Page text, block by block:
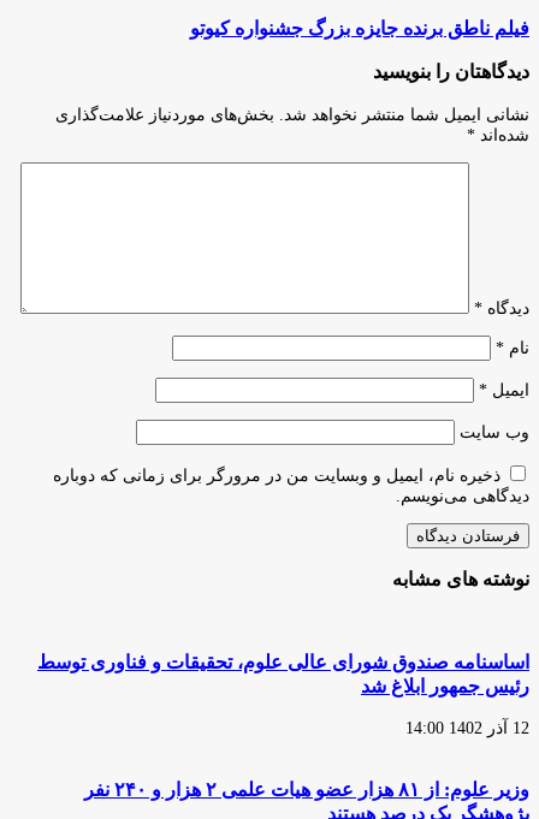
مطالب
کذب
فضای
مجازی
فیلم
برنده
بزرگ
جشنواره
فیلم ناطق برنده جایزه بزرگ جشنواره کیوتو
دیدگاهتان را بنویسید
نشانی ایمیل شما منتشر نخواهد شد.
بخش‌های موردنیاز علامت‌گذاری
شده‌اند *
دیدگاه *
نام *
ایمیل *
وب‌ سایت
ذخیره نام، ایمیل و وبسایت من در مرورگر برای زمانی که دوباره
دیدگاهی می‌نویسم.
نوشته های مشابه
اساسنامه صندوق شورای عالی علوم، تحقیقات و فناوری توسط
رئیس جمهور ابلاغ شد
12 آذر 1402 14:00
وزیر علوم: از ۸۱ هزار عضو هیات علمی ۲ هزار و ۲۴۰ نفر
پژوهشگر یک درصد هستند